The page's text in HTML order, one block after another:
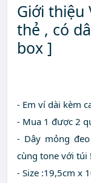
Giới thiệu
thẻ , có
box ]
- Em ví dài kèm
- Mua 1 được 2
- Dây mỏng
cùng tone với túi !
- Size :19,5cm x